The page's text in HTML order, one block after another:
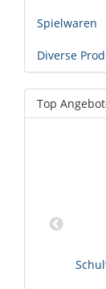
Spielwaren
Diverse
Top